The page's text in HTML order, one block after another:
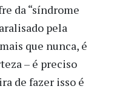
da “síndrome
pela
que nunca, é
– é preciso
de fazer isso é